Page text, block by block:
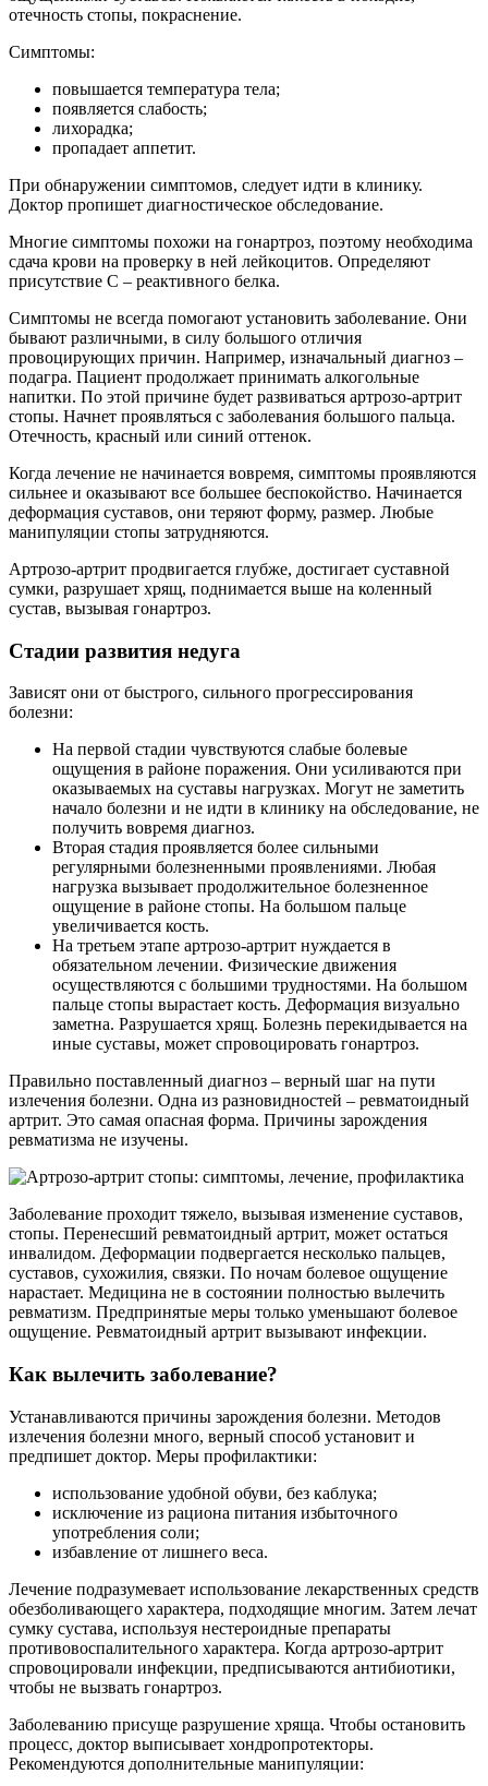
отечность стопы, покраснение.
Симптомы:
повышается температура тела;
появляется слабость;
лихорадка;
пропадает аппетит.
При обнаружении симптомов, следует идти в клинику.
Доктор пропишет диагностическое обследование.
Многие симптомы похожи на гонартроз, поэтому необходима
сдача крови на проверку в ней лейкоцитов. Определяют
присутствие С – реактивного белка.
Симптомы не всегда помогают установить заболевание. Они
бывают различными, в силу большого отличия
провоцирующих причин. Например, изначальный диагноз –
подагра. Пациент продолжает принимать алкогольные
напитки. По этой причине будет развиваться артрозо-артрит
стопы. Начнет проявляться с заболевания большого пальца.
Отечность, красный или синий оттенок.
Когда лечение не начинается вовремя, симптомы проявляются
сильнее и оказывают все большее беспокойство. Начинается
деформация суставов, они теряют форму, размер. Любые
манипуляции стопы затрудняются.
Артрозо-артрит продвигается глубже, достигает суставной
сумки, разрушает хрящ, поднимается выше на коленный
сустав, вызывая гонартроз.
Стадии развития недуга
Зависят они от быстрого, сильного прогрессирования
болезни:
На первой стадии чувствуются слабые болевые
ощущения в районе поражения. Они усиливаются при
оказываемых на суставы нагрузках. Могут не заметить
начало болезни и не идти в клинику на обследование, не
получить вовремя диагноз.
Вторая стадия проявляется более сильными
регулярными болезненными проявлениями. Любая
нагрузка вызывает продолжительное болезненное
ощущение в районе стопы. На большом пальце
увеличивается кость.
На третьем этапе артрозо-артрит нуждается в
обязательном лечении. Физические движения
осуществляются с большими трудностями. На большом
пальце стопы вырастает кость. Деформация визуально
заметна. Разрушается хрящ. Болезнь перекидывается на
иные суставы, может спровоцировать гонартроз.
Правильно поставленный диагноз – верный шаг на пути
излечения болезни. Одна из разновидностей – ревматоидный
артрит. Это самая опасная форма. Причины зарождения
ревматизма не изучены.
Заболевание проходит тяжело, вызывая изменение суставов,
стопы. Перенесший ревматоидный артрит, может остаться
инвалидом. Деформации подвергается несколько пальцев,
суставов, сухожилия, связки. По ночам болевое ощущение
нарастает. Медицина не в состоянии полностью вылечить
ревматизм. Предпринятые меры только уменьшают болевое
ощущение. Ревматоидный артрит вызывают инфекции.
Как вылечить заболевание?
Устанавливаются причины зарождения болезни. Методов
излечения болезни много, верный способ установит и
предпишет доктор. Меры профилактики:
использование удобной обуви, без каблука;
исключение из рациона питания избыточного
употребления соли;
избавление от лишнего веса.
Лечение подразумевает использование лекарственных средств
обезболивающего характера, подходящие многим. Затем лечат
сумку сустава, используя нестероидные препараты
противовоспалительного характера. Когда артрозо-артрит
спровоцировали инфекции, предписываются антибиотики,
чтобы не вызвать гонартроз.
Заболеванию присуще разрушение хряща. Чтобы остановить
процесс, доктор выписывает хондропротекторы.
Рекомендуются дополнительные манипуляции: